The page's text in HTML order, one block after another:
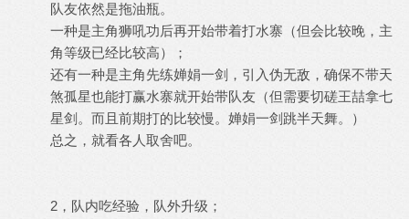
队友依然是拖油瓶。
一种是主角狮吼功后再开始带着打水寨（但会比较晚，主
角等级已经比较高）；
还有一种是主角先练婵娟一剑，引入伪无敌，确保不带天
煞孤星也能打赢水寨就开始带队友（但需要切磋王喆拿七
星剑。而且前期打的比较慢。婵娟一剑跳半天舞。）
总之，就看各人取舍吧。
2，队内吃经验，队外升级；